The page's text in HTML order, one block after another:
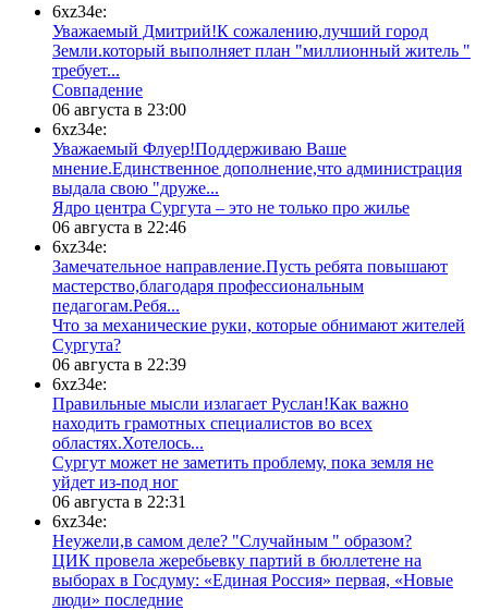
6xz34e:
Уважаемый Дмитрий!К сожалению,лучший город
Земли.который выполняет план "миллионный житель "
требует...
​Совпадение
06 августа в 23:00
6xz34e:
Уважаемый Флуер!Поддерживаю Ваше
мнение.Единственное дополнение,что администрация
выдала свою "друже...
​Ядро центра Сургута ‒ это не только про жилье
06 августа в 22:46
6xz34e:
Замечательное направление.Пусть ребята повышают
мастерство,благодаря профессиональным
педагогам.Ребя...
​Что за механические руки, которые обнимают жителей
Сургута?
06 августа в 22:39
6xz34e:
Правильные мысли излагает Руслан!Как важно
находить грамотных специалистов во всех
областях.Хотелось...
Сургут может не заметить проблему, пока земля не
уйдет из-под ног
06 августа в 22:31
6xz34e:
Неужели,в самом деле? "Случайным " образом?
ЦИК провела жеребьевку партий в бюллетене на
выборах в Госдуму: «Единая Россия» первая, «Новые
люди» последние